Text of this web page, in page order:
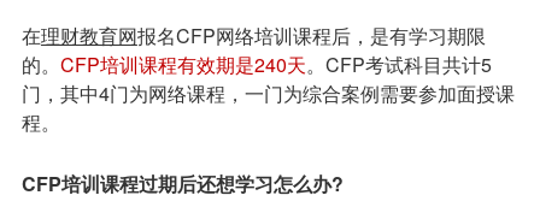
在理财教育网报名CFP网络培训课程后，是有学习期限
的。 CFP培训课程有效期是240天。CFP考试科目共计5
门，其中4门为网络课程，一门为综合案例需要参加面授课
程。
CFP培训课程过期后还想学习怎么办?